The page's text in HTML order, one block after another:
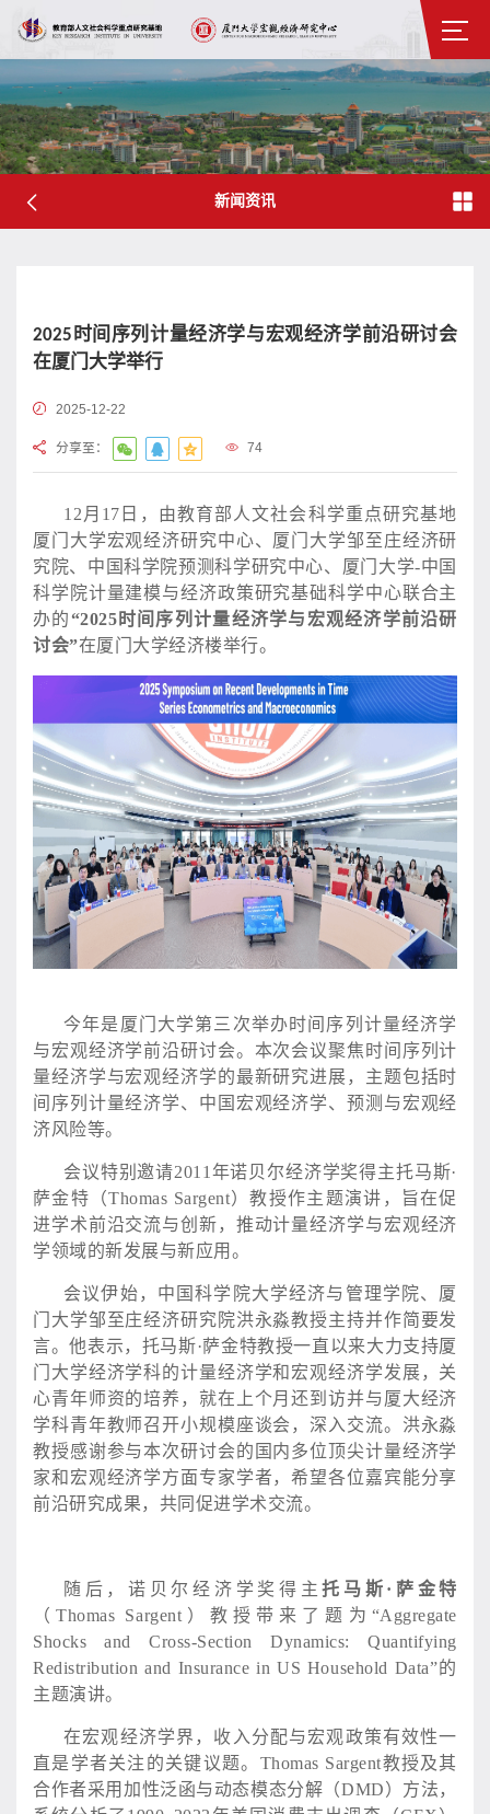
新闻资讯
2025时间序列计量经济学与宏观经济学前沿研讨会
在厦门大学举行
2025-12-22
分享至： 74
12月17日，由教育部人文社会科学重点研究基地
厦门大学宏观经济研究中心、厦门大学邹至庄经济研
究院、中国科学院预测科学研究中心、厦门大学-中国
科学院计量建模与经济政策研究基础科学中心联合主
办的“2025时间序列计量经济学与宏观经济学前沿研
讨会”在厦门大学经济楼举行。
今年是厦门大学第三次举办时间序列计量经济学
与宏观经济学前沿研讨会。本次会议聚焦时间序列计
量经济学与宏观经济学的最新研究进展，主题包括时
间序列计量经济学、中国宏观经济学、预测与宏观经
济风险等。
会议特别邀请2011年诺贝尔经济学奖得主托马斯·
萨金特（Thomas Sargent）教授作主题演讲，旨在促
进学术前沿交流与创新，推动计量经济学与宏观经济
学领域的新发展与新应用。
会议伊始，中国科学院大学经济与管理学院、厦
门大学邹至庄经济研究院洪永淼教授主持并作简要发
言。他表示，托马斯·萨金特教授一直以来大力支持厦
门大学经济学科的计量经济学和宏观经济学发展，关
心青年师资的培养，就在上个月还到访并与厦大经济
学科青年教师召开小规模座谈会，深入交流。洪永淼
教授感谢参与本次研讨会的国内多位顶尖计量经济学
家和宏观经济学方面专家学者，希望各位嘉宾能分享
前沿研究成果，共同促进学术交流。
随后，诺贝尔经济学奖得主托马斯 ·萨金特
（Thomas Sargent）教授带来了题为“Aggregate
Shocks and Cross-Section Dynamics: Quantifying
Redistribution and Insurance in US Household Data”的
主题演讲。
在宏观经济学界，收入分配与宏观政策有效性一
直是学者关注的关键议题。 Thomas Sargent教授及其
合作者采用加性泛函与动态模态分解（DMD）方法，